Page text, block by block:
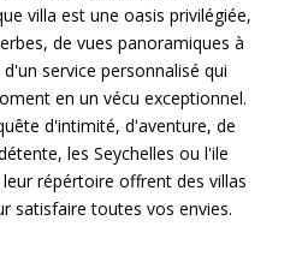
villa est une oasis privilégiée,
de vues panoramiques à
service personnalisé qui
en un vécu exceptionnel.
d'intimité, d'aventure, de
les Seychelles ou l'ile
répértoire offrent des villas
satisfaire toutes vos envies.